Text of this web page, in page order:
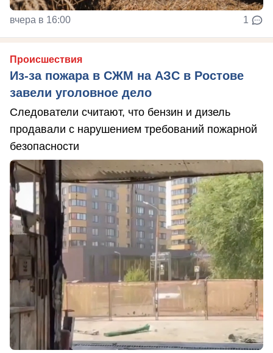
вчера в 16:00 1
Происшествия
Из-за пожара в СЖМ на АЗС в Ростове
завели уголовное дело
Следователи считают, что бензин и дизель
продавали с нарушением требований пожарной
безопасности